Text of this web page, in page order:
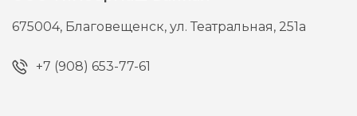
675004, Благовещенск,ул. Театральная, 251а
+7 (908) 653-77-61